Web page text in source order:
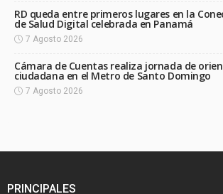
RD queda entre primeros lugares en la
de Salud Digital celebrada en Panamá
7 Agosto 2026
Cámara de Cuentas realiza jornada de
ciudadana en el Metro de Santo Domingo
7 Agosto 2026
PRINCIPALES